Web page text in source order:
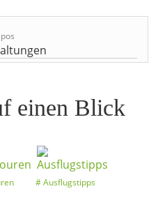
einen Blick
Ausflugstipps